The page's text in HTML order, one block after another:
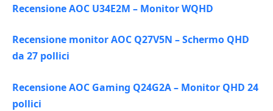
Recensione AOC U34E2M – Monitor WQHD
Recensione monitor AOC Q27V5N – Schermo QHD
da 27 pollici
Recensione AOC Gaming Q24G2A – Monitor QHD 24
pollici